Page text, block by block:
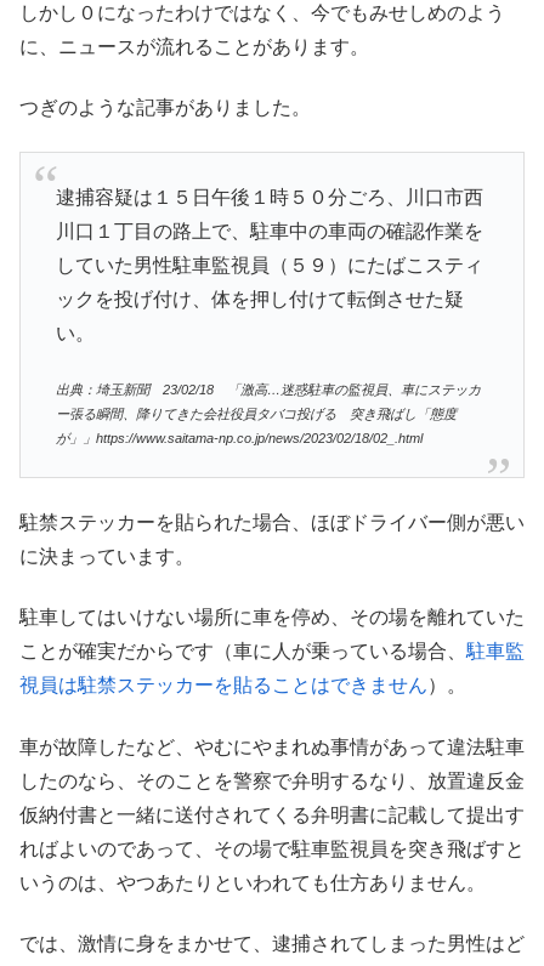
しかし０になったわけではなく、今でもみせしめのよう
に、ニュースが流れることがあります。
つぎのような記事がありました。
逮捕容疑は１５日午後１時５０分ごろ、川口市西
川口１丁目の路上で、駐車中の車両の確認作業を
していた男性駐車監視員（５９）にたばこスティ
ックを投げ付け、体を押し付けて転倒させた疑
い。
出典：埼玉新聞 23/02/18 「激高…迷惑駐車の監視員、車にステッカ
ー張る瞬間、降りてきた会社役員タバコ投げる 突き飛ばし「態度
が」」https://www.saitama-np.co.jp/news/2023/02/18/02_.html
駐禁ステッカーを貼られた場合、ほぼドライバー側が悪い
に決まっています。
駐車してはいけない場所に車を停め、その場を離れていた
ことが確実だからです（車に人が乗っている場合、 駐車監
視員は駐禁ステッカーを貼ることはできません）。
車が故障したなど、やむにやまれぬ事情があって違法駐車
したのなら、そのことを警察で弁明するなり、放置違反金
仮納付書と一緒に送付されてくる弁明書に記載して提出す
ればよいのであって、その場で駐車監視員を突き飛ばすと
いうのは、やつあたりといわれても仕方ありません。
では、激情に身をまかせて、逮捕されてしまった男性はど